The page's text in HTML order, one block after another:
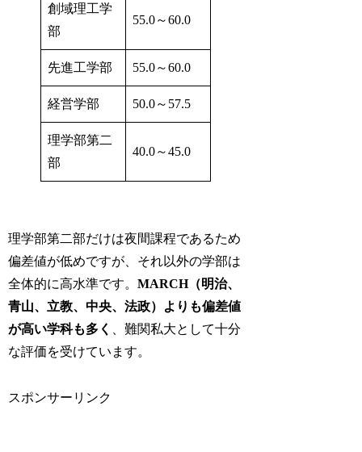
創域理工学
部
55.0～60.0
先進工学部 55.0～60.0
経営学部 50.0～57.5
理学部第二
部
40.0～45.0
理学部第二部だけは夜間課程であるため
偏差値が低めですが、それ以外の学部は
全体的に高水準です。MARCH（明治、
青山、立教、中央、法政）よりも偏差値
が高い学科も多く 、難関私大として十分
な評価を受けています。
スポンサーリンク